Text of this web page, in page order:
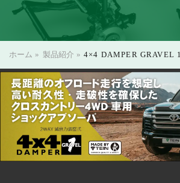
ホーム » 製品紹介 »4×4 DAMPER GRAVEL 1